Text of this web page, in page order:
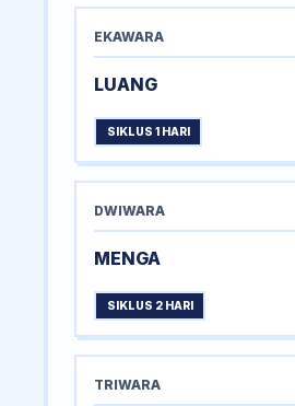
EKAWARA
LUANG
SIKLUS 1 HARI
DWIWARA
MENGA
SIKLUS 2 HARI
TRIWARA